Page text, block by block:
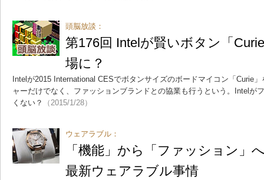
頭脳放談：
第176回 Intelが賢いボタン「
場に？
Intelが2015 International CESでボタンサイズのボードマイコン「Curie
ャーだけでなく、ファッションブランドとの協業も行うという。Intelが
くない？
（2015/1/28）
ウェアラブル：
「機能」から「ファッション」
最新ウェアラブル事情